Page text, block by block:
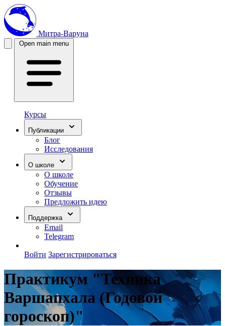
Митра-Варуна
Open main menu
Курсы
Публикации
Блог
Исследования
О школе
О школе
Обучение
Отзывы
Предложить идею
Поддержка
Email
Telegram
Войти Зарегистрироваться
Практикум "Техника
Варшапхала (Годовой
гороскоп)"